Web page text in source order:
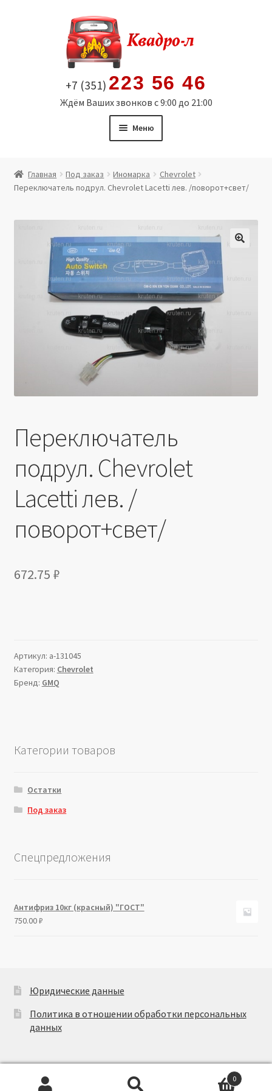
содержимому
+7 (351) 223 56 46
Ждём Ваших звонков с 9:00 до 21:00
Меню
Витрина
Мой аккаунт
Политика в отношении обработки персональных
Производители
Юридические данные
Главная Под заказ Иномарка
Chevrolet
Переключатель подрул. Chevrolet Lacetti лев. /поворот+свет/
Переключатель
подрул. Chevrolet
Lacetti лев. /
поворот+свет/
672.75 ₽
Артикул: a-131045
Категория: Chevrolet
Бренд: GMQ
Категории товаров
Остатки
Под заказ
Спецпредложения
Антифриз 10кг (красный) "ГОСТ"
750.00₽
Юридические данные
Политика в отношении обработки персональных
данных
0